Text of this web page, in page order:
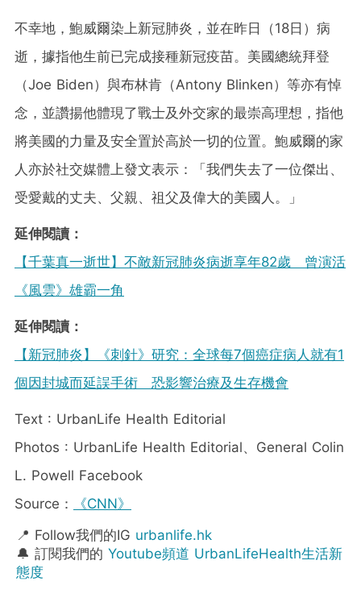
不幸地，鮑威爾染上新冠肺炎，並在昨日（18日）病
逝，據指他生前已完成接種新冠疫苗。美國總統拜登
（Joe Biden）與布林肯（Antony Blinken）等亦有悼
念，並讚揚他體現了戰士及外交家的最崇高理想，指他
將美國的力量及安全置於高於一切的位置。鮑威爾的家
人亦於社交媒體上發文表示：「我們失去了一位傑出、
受愛戴的丈夫、父親、祖父及偉大的美國人。」
延伸閱讀：
【千葉真一逝世】不敵新冠肺炎病逝享年82歲 曾演活
《風雲》雄霸一角
延伸閱讀：
【新冠肺炎】《刺針》研究：全球每7個癌症病人就有1
個因封城而延誤手術 恐影響治療及生存機會
Text : UrbanLife Health Editorial
Photos : UrbanLife Health Editorial、General Colin
L. Powell Facebook
Source：
《CNN》
📍 Follow我們的IG urbanlife.hk
🔔 訂閱我們的 Youtube頻道 UrbanLifeHealth生活新
態度